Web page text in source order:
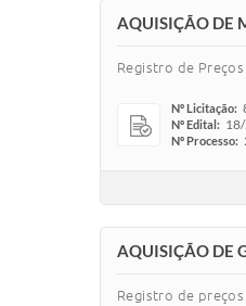
AQUISIÇÃO DE
Registro de
Nº Licitação:
Nº Edital:
Nº Processo:
AQUISIÇÃO DE
Registro de